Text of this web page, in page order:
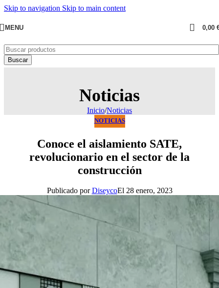
Skip to navigation Skip to main content
MENU 0,00
Buscar
Noticias
Inicio/Noticias
NOTICIAS
Conoce el aislamiento SATE,
revolucionario en el sector de la
construcción
Publicado por DiseycoEl 28 enero, 2023